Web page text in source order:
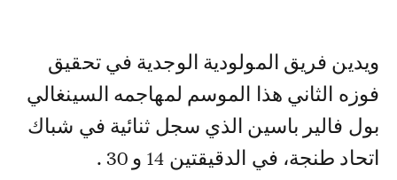
ويدين فريق المولودية الوجدية في تحقيق
فوزه الثاني هذا الموسم لمهاجمه السينغالي
بول فالير باسين الذي سجل ثنائية في شباك
اتحاد طنجة، في الدقيقتين 14 و 30 .